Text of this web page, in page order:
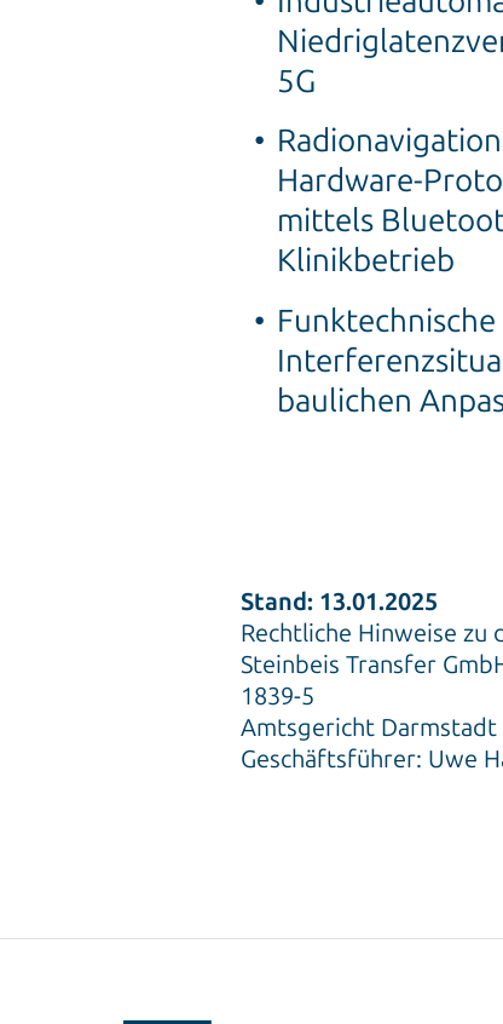
5G
Hardware-
mittels
Klinikbetrieb
baulichen
Stand: 13.01.2025
Rechtliche Hinweise zu
Steinbeis Transfer
1839-5
Amtsgericht Darmstadt
Geschäftsführer: Uwe